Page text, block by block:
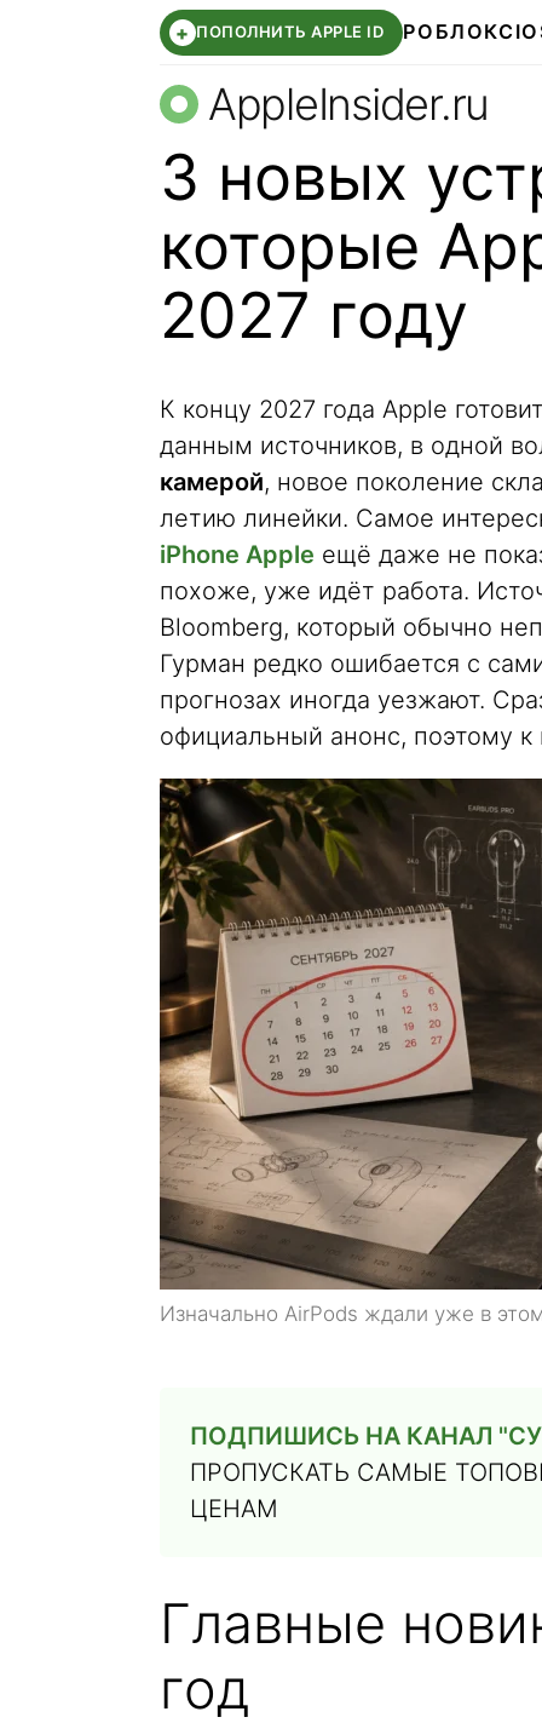
+ ПОПОЛНИТЬ APPLE ID РОБЛОКС
AppleInsider.ru
3 новых
которые
2027 году
К концу 2027 года Apple
данным источников, в одной
камерой, новое поколение
летию линейки. Самое
iPhone Apple ещё даже не
похоже, уже идёт работа.
Bloomberg, который обычно
Гурман редко ошибается с
прогнозах иногда уезжают.
официальный анонс, поэтому к
Изначально AirPods ждали уже в
ПОДПИШИСЬ НА КАНАЛ
ПРОПУСКАТЬ САМЫЕ
ЦЕНАМ
Главные
год